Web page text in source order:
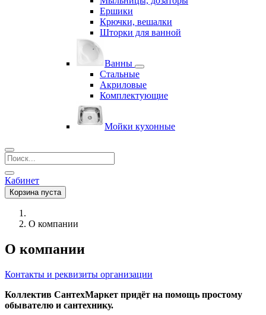
Ершики
Крючки, вешалки
Шторки для ванной
Ванны
Стальные
Акриловые
Комплектующие
Мойки кухонные
Кабинет
Корзина пуста
О компании
О компании
Контакты и реквизиты организации
Коллектив СантехМаркет придёт на помощь простому
обывателю и сантехнику.